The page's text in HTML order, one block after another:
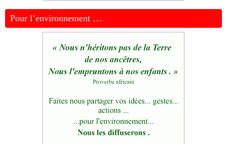
Pour l’environnement …